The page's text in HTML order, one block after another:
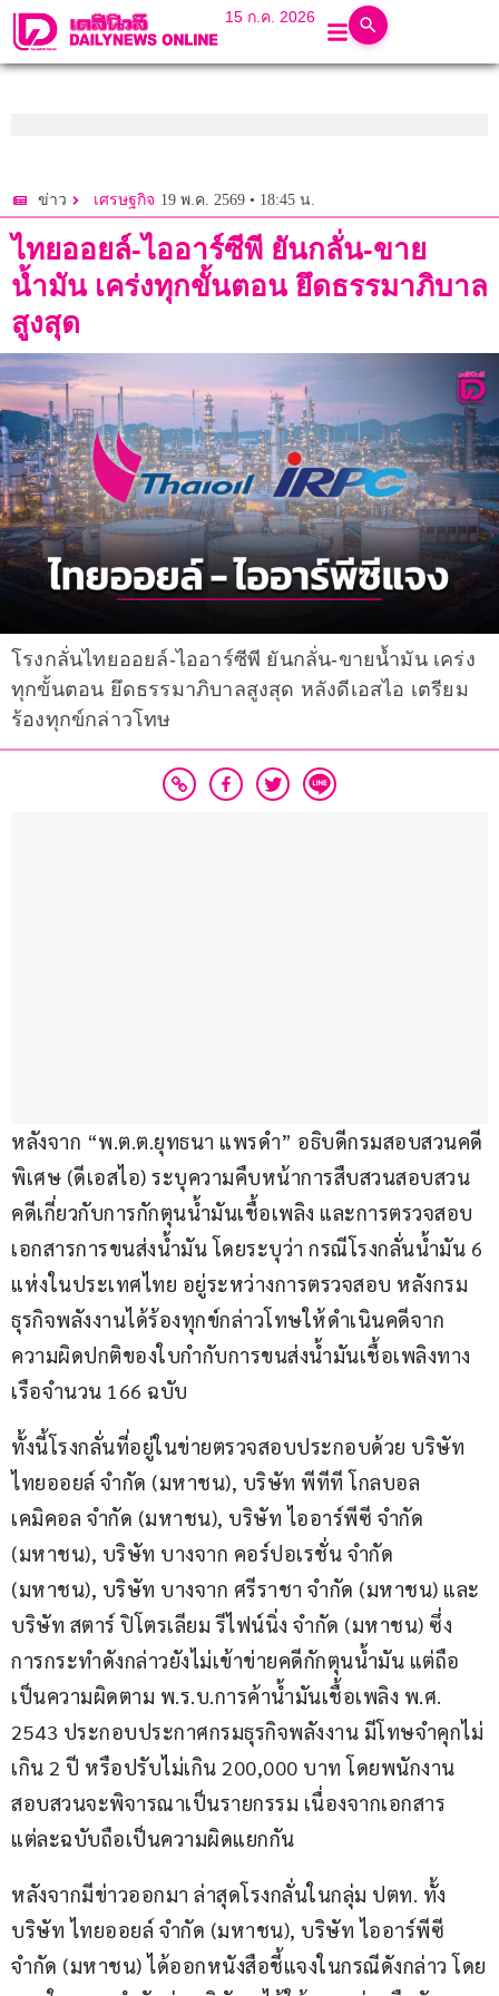
15 ก.ค. 2026
ข่าว เศรษฐกิจ 19 พ.ค. 2569 • 18:45 น.
ไทยออยล์-ไออาร์ซีพี ยันกลั่น-ขาย
น้ำมัน เคร่งทุกขั้นตอน ยึดธรรมาภิบาล
สูงสุด
โรงกลั่นไทยออยล์-ไออาร์ซีพี ยันกลั่น-ขายน้ำมัน เคร่ง
ทุกขั้นตอน ยึดธรรมาภิบาลสูงสุด หลังดีเอสไอ เตรียม
ร้องทุกข์กล่าวโทษ
หลังจาก “พ.ต.ต.ยุทธนา แพรดำ” อธิบดีกรมสอบสวนคดี
พิเศษ (ดีเอสไอ) ระบุความคืบหน้าการสืบสวนสอบสวน
คดีเกี่ยวกับการกักตุนน้ำมันเชื้อเพลิง และการตรวจสอบ
เอกสารการขนส่งน้ำมัน โดยระบุว่า กรณีโรงกลั่นน้ำมัน 6
แห่งในประเทศไทย อยู่ระหว่างการตรวจสอบ หลังกรม
ธุรกิจพลังงานได้ร้องทุกข์กล่าวโทษให้ดำเนินคดีจาก
ความผิดปกติของใบกำกับการขนส่งน้ำมันเชื้อเพลิงทาง
เรือจำนวน 166 ฉบับ
ทั้งนี้โรงกลั่นที่อยู่ในข่ายตรวจสอบประกอบด้วย บริษัท
ไทยออยล์ จำกัด (มหาชน), บริษัท พีทีที โกลบอล
เคมิคอล จำกัด (มหาชน), บริษัท ไออาร์พีซี จำกัด
(มหาชน), บริษัท บางจาก คอร์ปอเรชั่น จำกัด
(มหาชน), บริษัท บางจาก ศรีราชา จำกัด (มหาชน) และ
บริษัท สตาร์ ปิโตรเลียม รีไฟน์นิ่ง จำกัด (มหาชน) ซึ่ง
การกระทำดังกล่าวยังไม่เข้าข่ายคดีกักตุนน้ำมัน แต่ถือ
เป็นความผิดตาม พ.ร.บ.การค้าน้ำมันเชื้อเพลิง พ.ศ.
2543 ประกอบประกาศกรมธุรกิจพลังงาน มีโทษจำคุกไม่
เกิน 2 ปี หรือปรับไม่เกิน 200,000 บาท โดยพนักงาน
สอบสวนจะพิจารณาเป็นรายกรรม เนื่องจากเอกสาร
แต่ละฉบับถือเป็นความผิดแยกกัน
หลังจากมีข่าวออกมา ล่าสุดโรงกลั่นในกลุ่ม ปตท. ทั้ง
บริษัท ไทยออยล์ จำกัด (มหาชน), บริษัท ไออาร์พีซี
จำกัด (มหาชน) ได้ออกหนังสือชี้แจงในกรณีดังกล่าว โดย